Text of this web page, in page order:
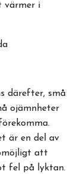
värmer i
därefter, små
ojämnheter
är en del av
att
fel på lyktan.